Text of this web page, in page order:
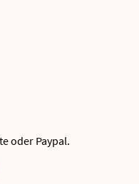
oder Paypal.